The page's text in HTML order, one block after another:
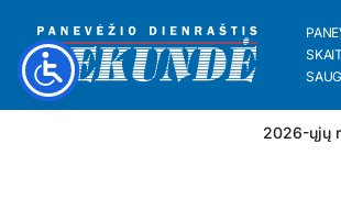
2026-ųjų